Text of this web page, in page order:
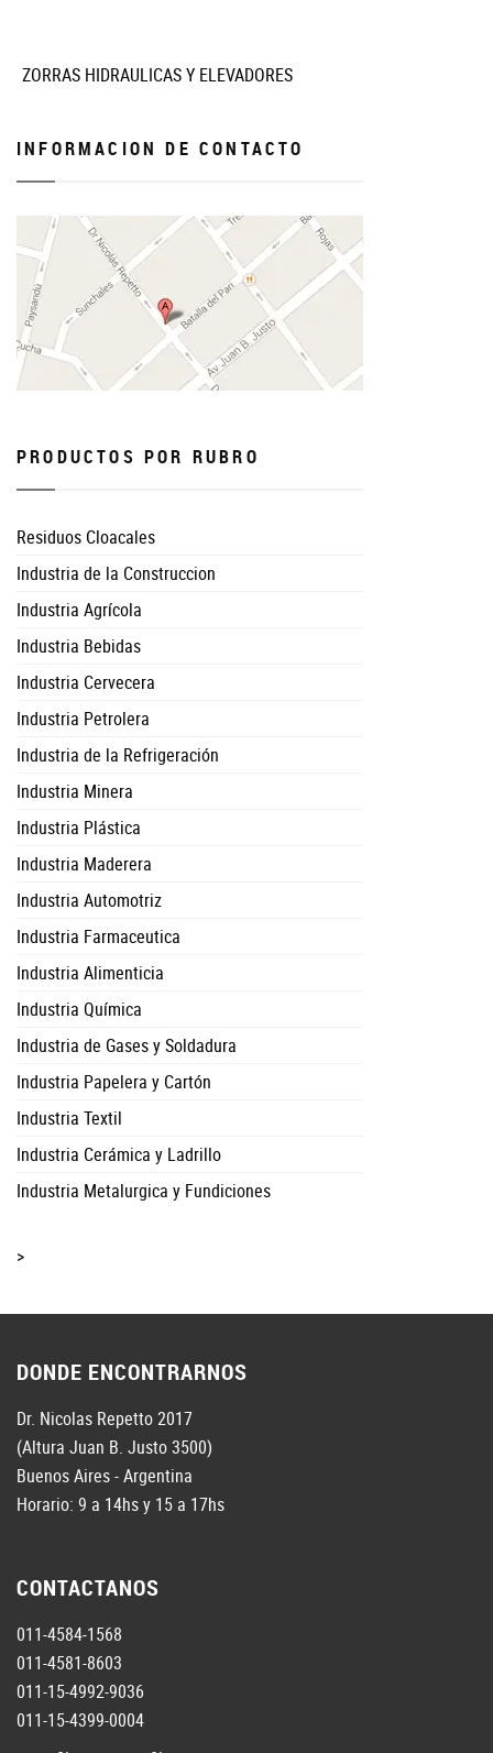
ZORRAS HIDRAULICAS Y ELEVADORES
INFORMACION DE CONTACTO
PRODUCTOS POR RUBRO
Residuos Cloacales
Industria de la Construccion
Industria Agrícola
Industria Bebidas
Industria Cervecera
Industria Petrolera
Industria de la Refrigeración
Industria Minera
Industria Plástica
Industria Maderera
Industria Automotriz
Industria Farmaceutica
Industria Alimenticia
Industria Química
Industria de Gases y Soldadura
Industria Papelera y Cartón
Industria Textil
Industria Cerámica y Ladrillo
Industria Metalurgica y Fundiciones
>
DONDE ENCONTRARNOS
Dr. Nicolas Repetto 2017
(Altura Juan B. Justo 3500)
Buenos Aires - Argentina
Horario: 9 a 14hs y 15 a 17hs
CONTACTANOS
011-4584-1568
011-4581-8603
011-15-4992-9036
011-15-4399-0004